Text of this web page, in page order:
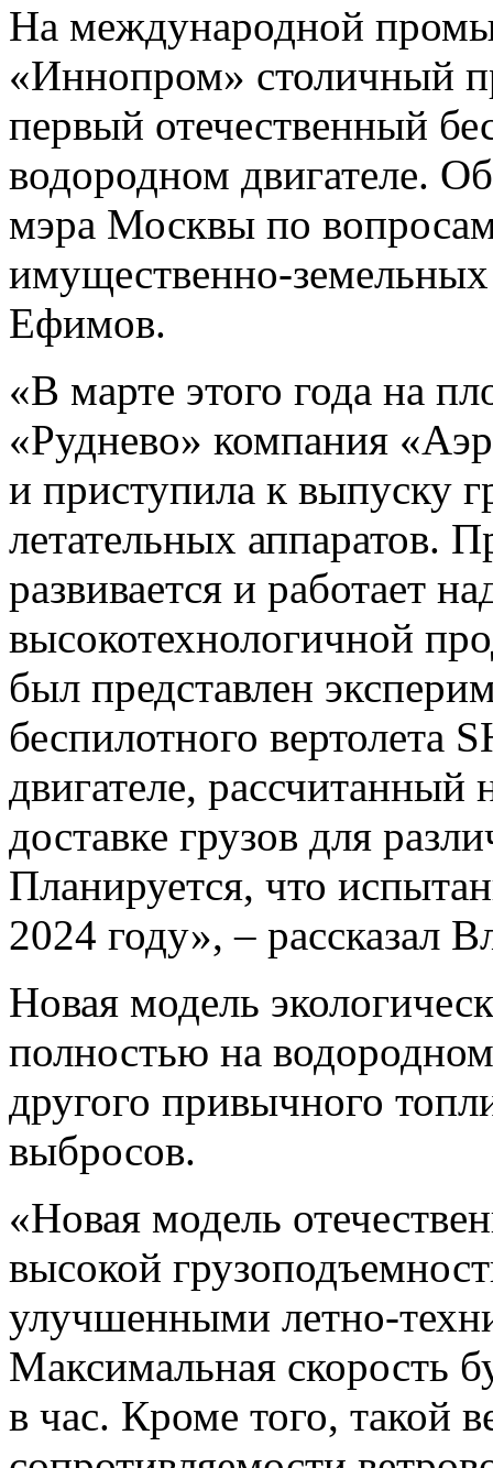
На международной
«Иннопром» столичный
первый отечественный
водородном двигателе.
мэра Москвы по
имущественно-
Ефимов.
«В марте этого года на
«Руднево» компания
и приступила к выпуску
летательных аппаратов.
развивается и работает
высокотехнологичной
был представлен
беспилотного вертолета
двигателе, рассчитанный
доставке грузов для
Планируется, что
2024 году», – рассказал
Новая модель
полностью на
другого привычного
выбросов.
«Новая модель
высокой
улучшенными летно-
Максимальная скорость
в час. Кроме того, такой